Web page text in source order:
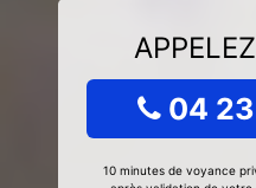
04
10 minutes de voyance